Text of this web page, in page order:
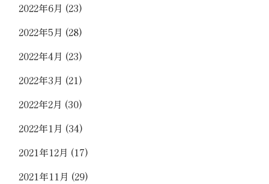
2022年6月 (23)
2022年5月 (28)
2022年4月 (23)
2022年3月 (21)
2022年2月 (30)
2022年1月 (34)
2021年12月 (17)
2021年11月 (29)